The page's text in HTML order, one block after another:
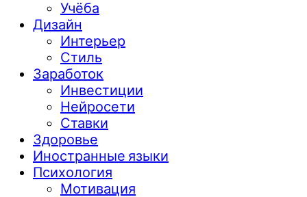
Учёба
Дизайн
Интерьер
Стиль
Заработок
Инвестиции
Нейросети
Ставки
Здоровье
Иностранные языки
Психология
Мотивация